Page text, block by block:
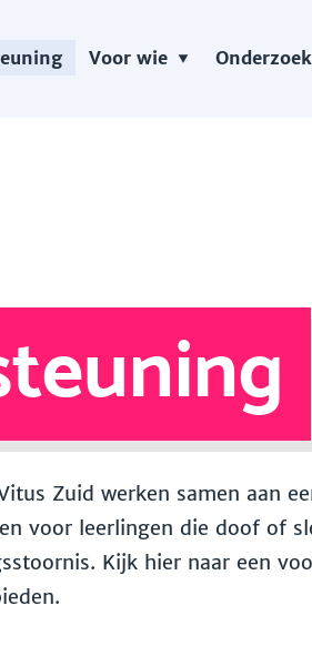
Voor wie Onderzoek
Zuid werken samen aan
voor leerlingen die doof of
Kijk hier naar een